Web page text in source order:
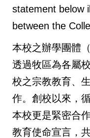
statement below
between the
本校之辦學團體
透過牧區為各屬
校之宗教教育、
作。創校以來，
本校更是緊密合
教育使命宣言，